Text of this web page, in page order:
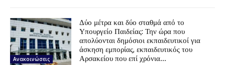
Ανακοινώσεις
Δύο μέτρα και δύο σταθμά από το
Υπουργείο Παιδείας: Την ώρα που
απολύονται δημόσιοι εκπαιδευτικοί για
άσκηση εμπορίας, εκπαιδευτικός του
Αρσακείου που επί χρόνια...